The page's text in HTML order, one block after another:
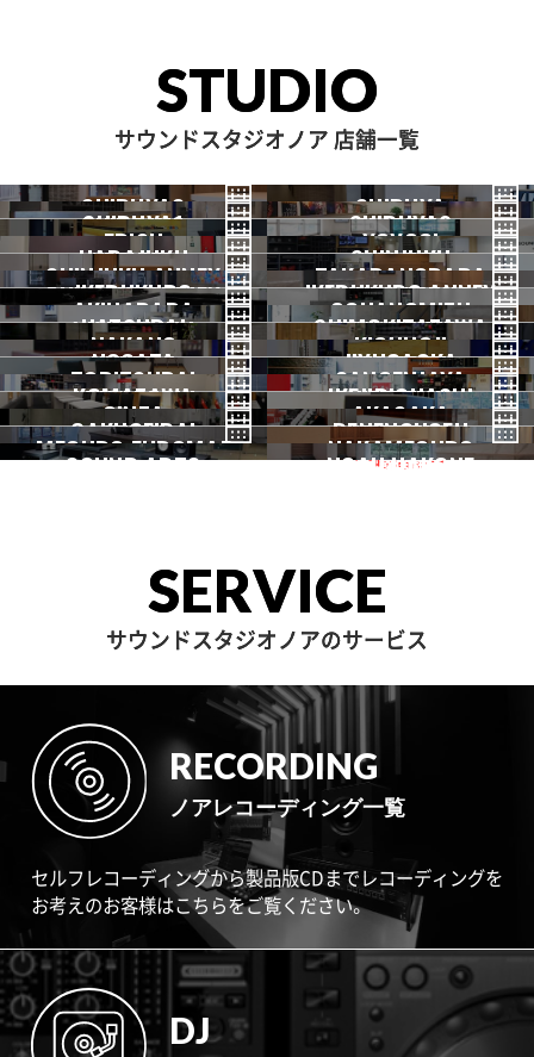
STUDIO
サウンドスタジオノア 店舗一覧
SHIBUYA3
渋谷3号
2026.07 OPEN
SHIBUYA
渋谷本店
SHIBUYA1
渋谷1号
SHIBUYA2
渋谷2号
EBISU
恵比寿
YOYOGI
代々木
HARAJUKU
原宿
SHINJUKU
新宿
SHINJUKU ANNEX
新宿ANNEX
TAKADANOBABA
高田馬場
IKEBUKURO
池袋
IKEBUKURO ANNEX
池袋ANNEX
AKIHABARA
秋葉原
OCHANOMIZU
御茶ノ水
HATSUDAI
初台
SHIMOKITAZAWA
下北沢
NAKANO
中野
KICHIJOJI
吉祥寺
NOGATA
野方
JIYUGAOKA
自由が丘
TORITSUDAI
都立大
SANGENJAYA
三軒茶屋
KOMAZAWA
駒沢
IKEJIRIOHASHI
池尻大橋
一時閉店中
GINZA
銀座
AKASAKA
赤坂
GAKUGEIDAI
学芸大
DENENCHOFU
田園調布
MEGURO FUDOMAE NAKAMEGURO
中目黒
SOUND ARTS NOAH HAKONE
SERVICE
サウンドスタジオノアのサービス
RECORDING
ノアレコーディング一覧
セルフレコーディングから製品版CDまでレコーディングを
お考えのお客様はこちらをご覧ください。
DJ